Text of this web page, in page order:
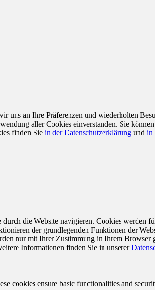
uns an Ihre Präferenzen und wiederholten
aller Cookies einverstanden. Sie
finden Sie in der Datenschutzerklärung und in
die Website navigieren. Cookies werden
der grundlegenden Funktionen der
nur mit Ihrer Zustimmung in Ihrem
Informationen finden Sie in unserer
cookies ensure basic functionalities and